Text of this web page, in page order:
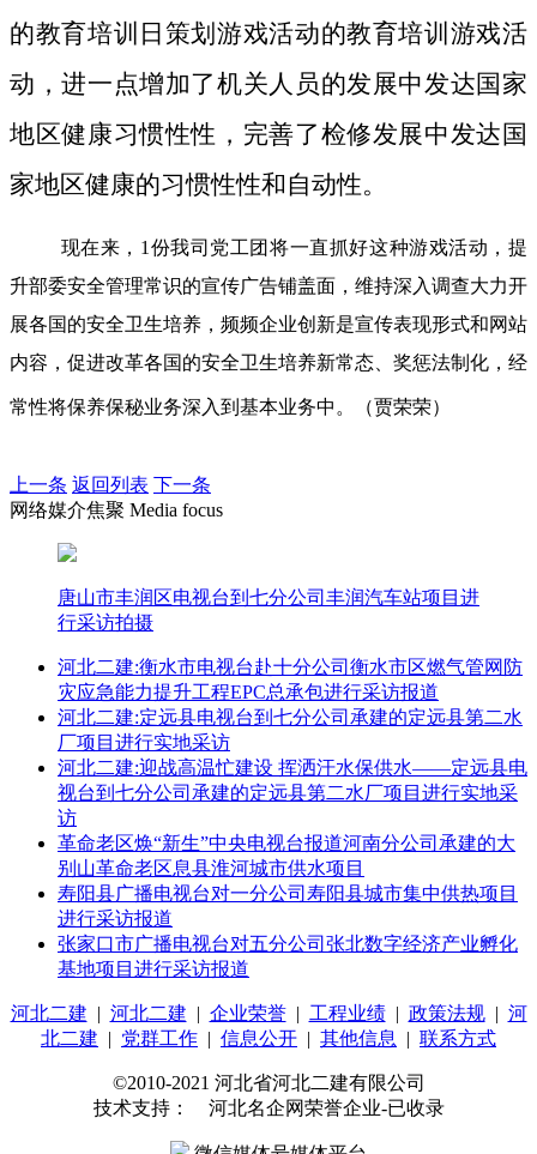
的教育培训日策划游戏活动的教育培训游戏活
动，进一点增加了机关人员的发展中发达国家
地区健康习惯性性，完善了检修发展中发达国
家地区健康的习惯性性和自动性。
现在来，1份我司党工团将一直抓好这种游戏活动，提
升部委安全管理常识的宣传广告铺盖面，维持深入调查大力开
展各国的安全卫生培养，频频企业创新是宣传表现形式和网站
内容，促进改革各国的安全卫生培养新常态、奖惩法制化，经
常性将保养保秘业务深入到基本业务中。（贾荣荣）
上一条 返回列表 下一条
网络媒介焦聚 Media focus
唐山市丰润区电视台到七分公司丰润汽车站项目进
行采访拍摄
河北二建:衡水市电视台赴十分公司衡水市区燃气管网防
灾应急能力提升工程EPC总承包进行采访报道
河北二建:定远县电视台到七分公司承建的定远县第二水
厂项目进行实地采访
河北二建:迎战高温忙建设 挥洒汗水保供水——定远县电
视台到七分公司承建的定远县第二水厂项目进行实地采
访
革命老区焕“新生”中央电视台报道河南分公司承建的大
别山革命老区息县淮河城市供水项目
寿阳县广播电视台对一分公司寿阳县城市集中供热项目
进行采访报道
张家口市广播电视台对五分公司张北数字经济产业孵化
基地项目进行采访报道
河北二建 | 河北二建 | 企业荣誉| 工程业绩| 政策法规| 河
北二建 | 党群工作 | 信息公开 | 其他信息 | 联系方式
©2010-2021 河北省河北二建有限公司
技术支持： 河北名企网荣誉企业-已收录